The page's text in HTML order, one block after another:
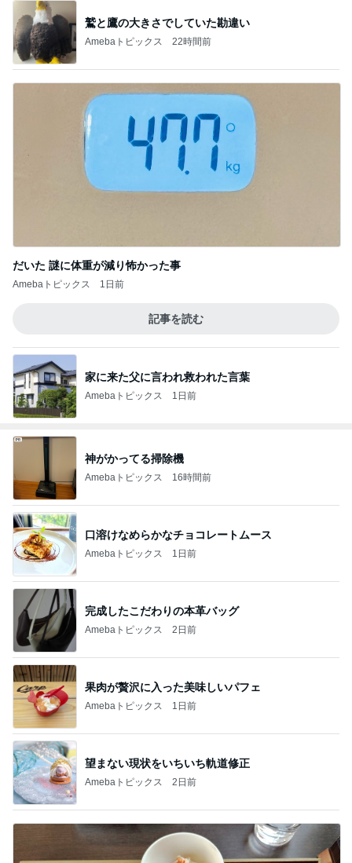
鷲と鷹の大きさでしていた勘違い
Amebaトピックス 22時間前
だいた 謎に体重が減り怖かった事
Amebaトピックス 1日前
記事を読む
家に来た父に言われ救われた言葉
Amebaトピックス 1日前
神がかってる掃除機
Amebaトピックス 16時間前
口溶けなめらかなチョコレートムース
Amebaトピックス 1日前
完成したこだわりの本革バッグ
Amebaトピックス 2日前
果肉が贅沢に入った美味しいパフェ
Amebaトピックス 1日前
望まない現状をいちいち軌道修正
Amebaトピックス 2日前